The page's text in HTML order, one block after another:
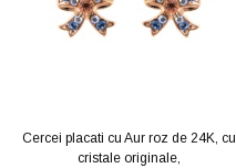
Cercei placati cu Aur roz de 24K, cu
cristale originale,